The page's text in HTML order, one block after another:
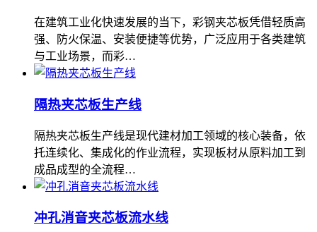
在建筑工业化快速发展的当下，彩钢夹芯板凭借轻质高
强、防火保温、安装便捷等优势，广泛应用于各类建筑
与工业场景，而彩…
隔热夹芯板生产线
隔热夹芯板生产线是现代建材加工领域的核心装备，依
托连续化、集成化的作业流程，实现板材从原料加工到
成品成型的全流程…
冲孔消音夹芯板流水线